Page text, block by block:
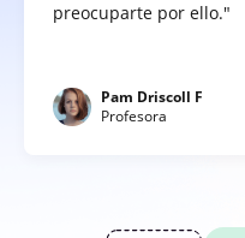
preocuparte por ello."
Pam Driscoll F
Profesora